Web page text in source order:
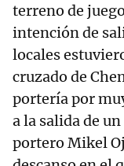
terreno de
intención de
locales
cruzado de
portería por
a la salida de
portero Mikel